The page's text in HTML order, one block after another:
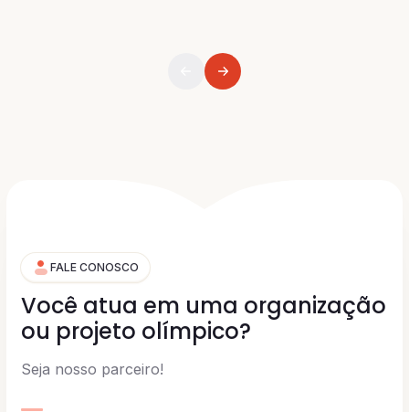
FALE CONOSCO
Você atua em uma organização
ou projeto olímpico?
Seja nosso parceiro!